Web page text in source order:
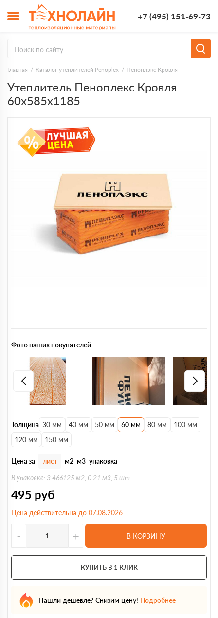
+7 (495) 151-69-73
Главная Каталог утеплителей Penoplex Пеноплэкс Кровля
Утеплитель Пеноплекс Кровля
60х585х1185
Толщина 30 мм 40 мм 50 мм 60 мм 80 мм
100 мм
120 мм
150 мм
Цена за лист м2 м3 упаковка
В упаковке: 3.466125 м2, 0.21 м3, 5 шт
495 руб
Цена действительна до 07.08.2026
- + В КОРЗИНУ
КУПИТЬ В 1 КЛИК
Нашли дешевле? Снизим цену! Подробнее
Фото наших покупателей